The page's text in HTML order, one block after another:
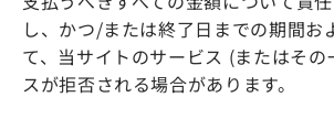
し、かつ/または終了日までの期間お
て、当サイトのサービス (またはその
スが拒否される場合があります。